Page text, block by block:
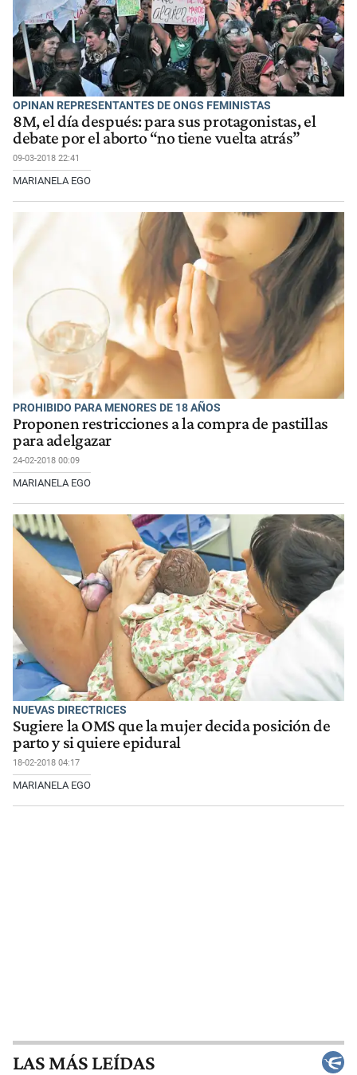
OPINAN REPRESENTANTES DE ONGS FEMINISTAS
8M, el día después: para sus protagonistas, el
debate por el aborto “no tiene vuelta atrás”
09-03-2018 22:41
MARIANELA EGO
PROHIBIDO PARA MENORES DE 18 AÑOS
Proponen restricciones a la compra de pastillas
para adelgazar
24-02-2018 00:09
MARIANELA EGO
NUEVAS DIRECTRICES
Sugiere la OMS que la mujer decida posición de
parto y si quiere epidural
18-02-2018 04:17
MARIANELA EGO
LAS MÁS LEÍDAS